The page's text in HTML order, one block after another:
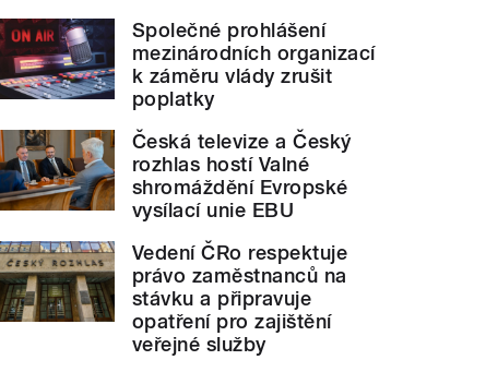
Společné prohlášení
mezinárodních organizací
k záměru vlády zrušit
poplatky
Česká televize a Český
rozhlas hostí Valné
shromáždění Evropské
vysílací unie EBU
Vedení ČRo respektuje
právo zaměstnanců na
stávku a připravuje
opatření pro zajištění
veřejné služby